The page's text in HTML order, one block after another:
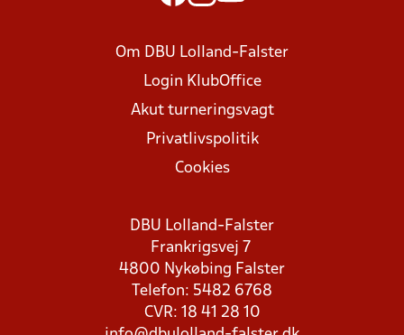
Om DBU Lolland-Falster
Login KlubOffice
Akut turneringsvagt
Privatlivspolitik
Cookies
DBU Lolland-Falster
Frankrigsvej 7
4800 Nykøbing Falster
Telefon: 5482 6768
CVR: 18 41 28 10